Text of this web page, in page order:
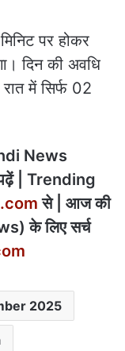
पर होकर
दिन की अवधि
में सिर्फ 02
News
| Trending
से | आज की
के लिए सर्च
2025